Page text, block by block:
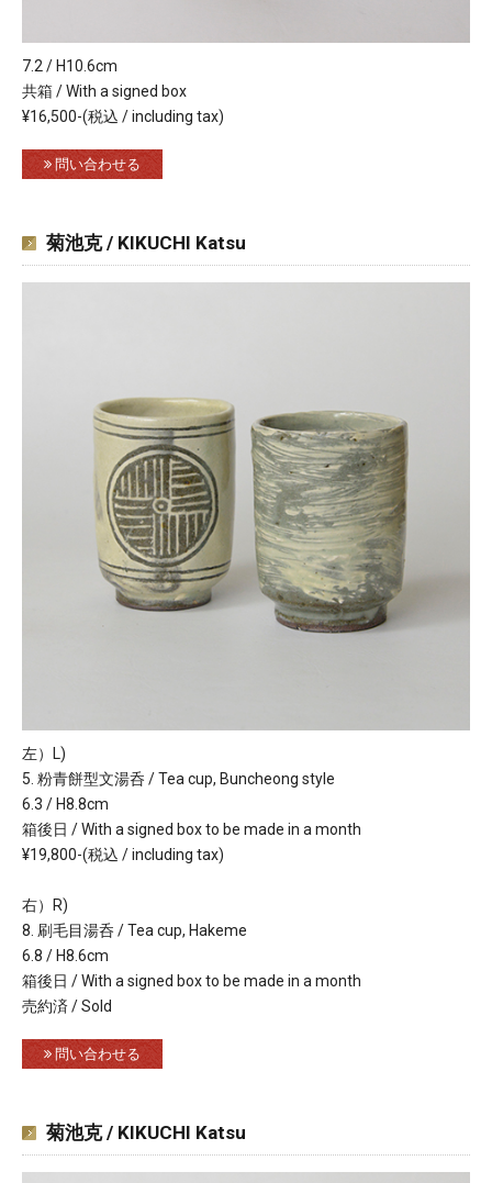
7.2 / H10.6cm
共箱 / With a signed box
¥16,500-(税込 / including tax)
問い合わせる
菊池克 / KIKUCHI Katsu
左）L)
5. 粉青餅型文湯呑 / Tea cup, Buncheong style
6.3 / H8.8cm
箱後日 / With a signed box to be made in a month
¥19,800-(税込 / including tax)
右）R)
8. 刷毛目湯呑 / Tea cup, Hakeme
6.8 / H8.6cm
箱後日 / With a signed box to be made in a month
売約済 / Sold
問い合わせる
菊池克 / KIKUCHI Katsu